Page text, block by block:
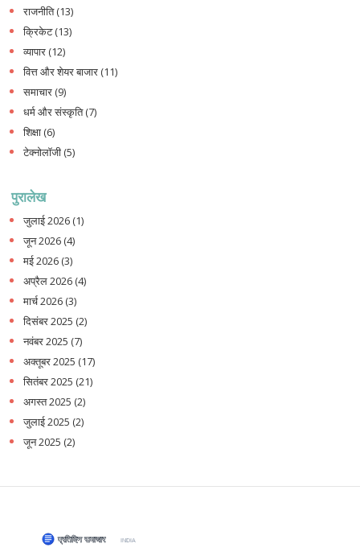
राजनीति(13)
क्रिकेट(13)
व्यापार (12)
वित्त और शेयर बाजार (11)
समाचार (9)
धर्म और संस्कृति(7)
शिक्षा (6)
टेक्नोलॉजी (5)
पुरालेख
जुलाई 2026 (1)
जून 2026 (4)
मई 2026 (3)
अप्रैल 2026 (4)
मार्च 2026 (3)
दिसंबर 2025 (2)
नवंबर 2025 (7)
अक्तूबर 2025 (17)
सितंबर 2025 (21)
अगस्त 2025 (2)
जुलाई 2025 (2)
जून 2025 (2)